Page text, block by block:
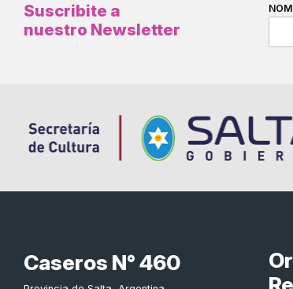
Suscribite a
nuestro Newsletter
Caseros N° 460